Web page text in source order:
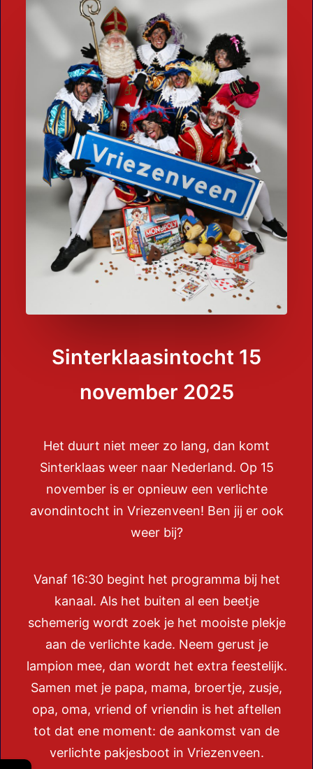
Sinterklaasintocht 15
november 2025
Het duurt niet meer zo lang, dan komt
Sinterklaas weer naar Nederland. Op 15
november is er opnieuw een verlichte
avondintocht in Vriezenveen! Ben jij er ook
weer bij?
Vanaf 16:30 begint het programma bij het
kanaal. Als het buiten al een beetje
schemerig wordt zoek je het mooiste plekje
aan de verlichte kade. Neem gerust je
lampion mee, dan wordt het extra feestelijk.
Samen met je papa, mama, broertje, zusje,
opa, oma, vriend of vriendin is het aftellen
tot dat ene moment: de aankomst van de
verlichte pakjesboot in Vriezenveen.